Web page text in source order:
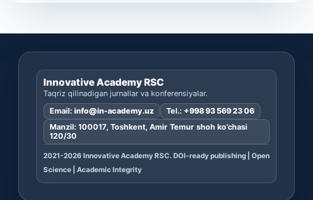
Innovative Academy RSC
Taqriz qilinadigan jurnallar va konferensiyalar.
Email: info@in-academy.uz Tel.: +998 93 569 23 06
Manzil: 100017, Toshkent, Amir Temur shoh ko’chasi
120/30
2021-2026 Innovative Academy RSC. DOI-ready publishing | Open
Science | Academic Integrity